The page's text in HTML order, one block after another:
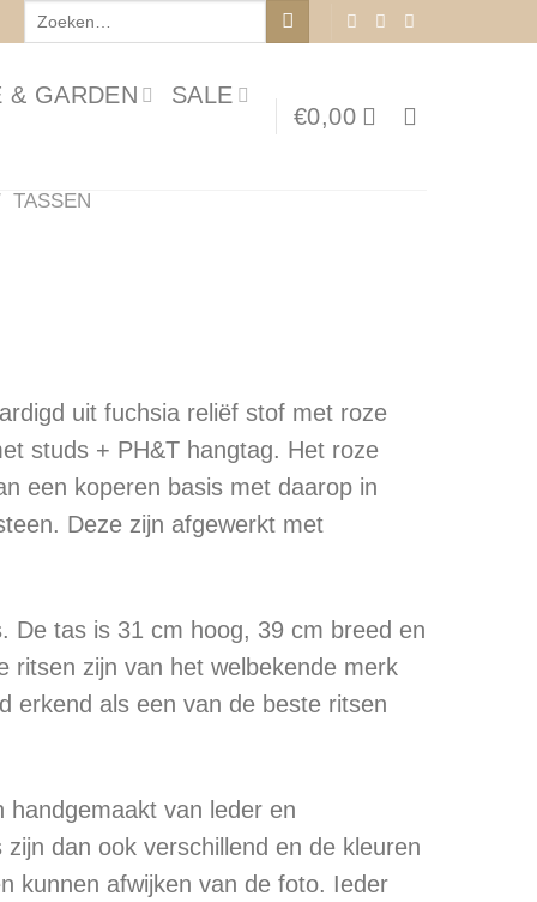
Zoeken
& GARDEN
SALE
€0,00
TASSEN
uit fuchsia reliëf stof met roze
studs + PH&T hangtag. Het roze
een koperen basis met daarop in
Deze zijn afgewerkt met
De tas is 31 cm hoog, 39 cm breed en
ritsen zijn van het welbekende merk
erkend als een van de beste ritsen
handgemaakt van leder en
dan ook verschillend en de kleuren
kunnen afwijken van de foto. Ieder